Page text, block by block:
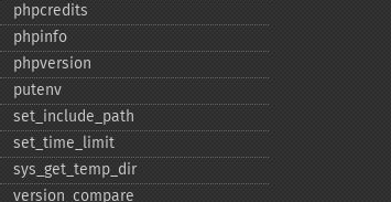
phpcredits
phpinfo
phpversion
putenv
set_​include_​path
set_​time_​limit
sys_​get_​temp_​dir
version_​compare